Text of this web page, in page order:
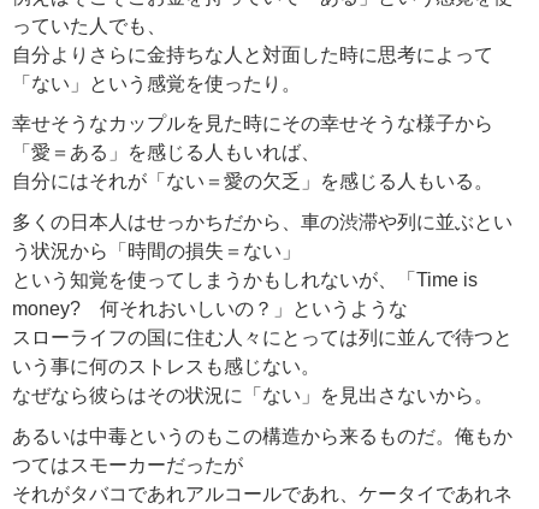
っていた人でも、
自分よりさらに金持ちな人と対面した時に思考によって
「ない」という感覚を使ったり。
幸せそうなカップルを見た時にその幸せそうな様子から
「愛＝ある」を感じる人もいれば、
自分にはそれが「ない＝愛の欠乏」を感じる人もいる。
多くの日本人はせっかちだから、車の渋滞や列に並ぶとい
う状況から「時間の損失＝ない」
という知覚を使ってしまうかもしれないが、「Time is
money? 何それおいしいの？」というような
スローライフの国に住む人々にとっては列に並んで待つと
いう事に何のストレスも感じない。
なぜなら彼らはその状況に「ない」を見出さないから。
あるいは中毒というのもこの構造から来るものだ。俺もか
つてはスモーカーだったが
それがタバコであれアルコールであれ、ケータイであれネ